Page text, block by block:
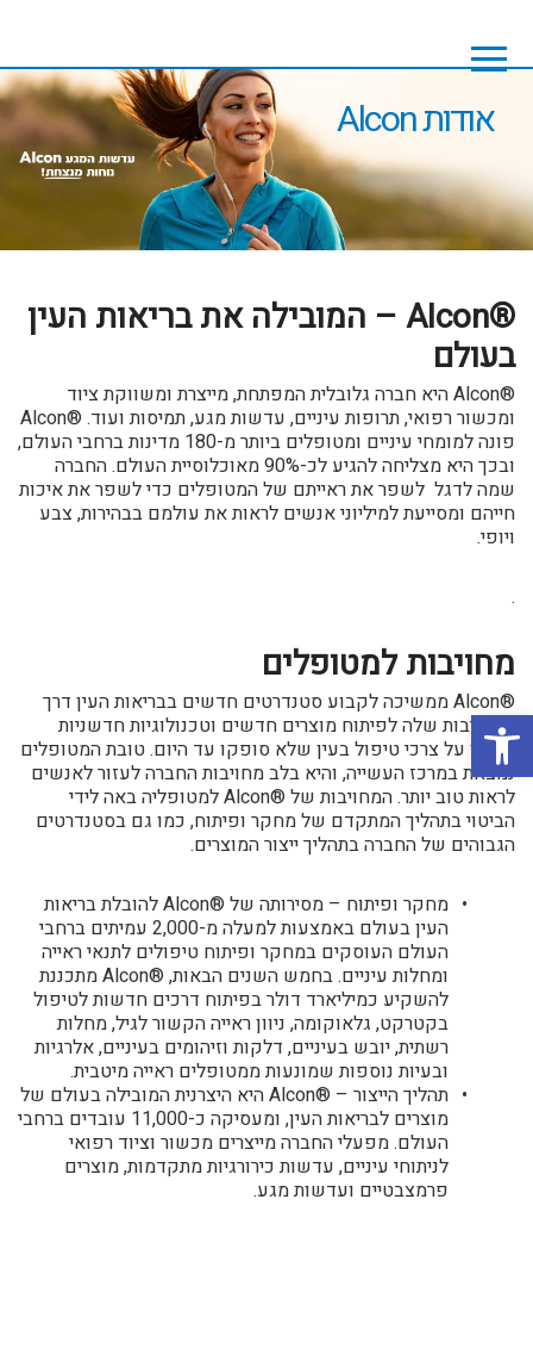
פתח סרגל נגישות
main
footer
אודות Alcon
®Alcon – המובילה את בריאות העין
בעולם
®Alcon היא חברה גלובלית המפתחת, מייצרת ומשווקת ציוד
ומכשור רפואי, תרופות עיניים, עדשות מגע, תמיסות ועוד. ®Alcon
פונה למומחי עיניים ומטופלים ביותר מ-180 מדינות ברחבי העולם,
ובכך היא מצליחה להגיע לכ-90% מאוכלוסיית העולם. החברה
שמה לדגל לשפר את ראייתם של המטופלים כדי לשפר את איכות
חייהם ומסייעת למיליוני אנשים לראות את עולמם בבהירות, צבע
ויופי.
.
מחויבות למטופלים
®Alcon ממשיכה לקבוע סטנדרטים חדשים בבריאות העין דרך
המחויבות שלה לפיתוח מוצרים חדשים וטכנולוגיות חדשניות
שיענו על צרכי טיפול בעין שלא סופקו עד היום. טובת המטופלים
נמצאת במרכז העשייה, והיא בלב מחויבות החברה לעזור לאנשים
לראות טוב יותר. המחויבות של ®Alcon למטופליה באה לידי
הביטוי בתהליך המתקדם של מחקר ופיתוח, כמו גם בסטנדרטים
הגבוהים של החברה בתהליך ייצור המוצרים.
מחקר ופיתוח – מסירותה של ®Alcon להובלת בריאות
העין בעולם באמצעות למעלה מ-2,000 עמיתים ברחבי
העולם העוסקים במחקר ופיתוח טיפולים לתנאי ראייה
ומחלות עיניים. בחמש השנים הבאות, ®Alcon מתכננת
להשקיע כמיליארד דולר בפיתוח דרכים חדשות לטיפול
בקטרקט, גלאוקומה, ניוון ראייה הקשור לגיל, מחלות
רשתית, יובש בעיניים, דלקות וזיהומים בעיניים, אלרגיות
ובעיות נוספות שמונעות ממטופלים ראייה מיטבית.
תהליך הייצור – ®Alcon היא היצרנית המובילה בעולם של
מוצרים לבריאות העין, ומעסיקה כ-11,000 עובדים ברחבי
העולם. מפעלי החברה מייצרים מכשור וציוד רפואי
לניתוחי עיניים, עדשות כירורגיות מתקדמות, מוצרים
פרמצבטיים ועדשות מגע.